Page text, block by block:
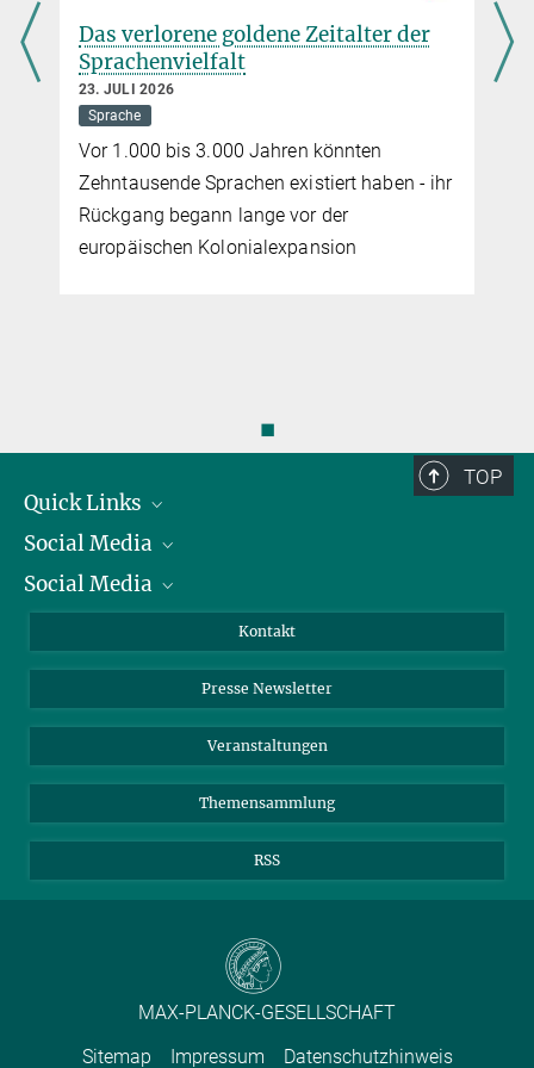
Das verlorene goldene Zeitalter der
Sprachenvielfalt
23. JULI 2026
Sprache
Vor 1.000 bis 3.000 Jahren könnten
Zehntausende Sprachen existiert haben - ihr
Rückgang begann lange vor der
europäischen Kolonialexpansion
◼
TOP
Quick Links
Präsident
Zahlen und Fakten
Meldestelle Fehlverhalten
Social Media
Bluesky
Social Media
YouTube
Kontakt
Presse Newsletter
Veranstaltungen
Themensammlung
RSS
MAX-PLANCK-GESELLSCHAFT
Sitemap
Impressum Datenschutzhinweis